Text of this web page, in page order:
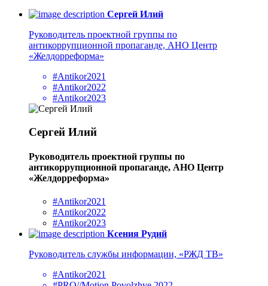
Сергей Илий
Руководитель проектной группы по
антикоррупционной пропаганде, АНО Центр
«Желдорреформа»
#Antikor2021
#Antikor2022
#Antikor2023
Сергей Илий
Руководитель проектной группы по
антикоррупционной пропаганде, АНО Центр
«Желдорреформа»
#Antikor2021
#Antikor2022
#Antikor2023
Ксения Рудий
Руководитель службы информации, «РЖД ТВ»
#Antikor2021